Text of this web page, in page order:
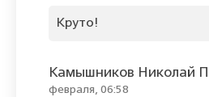
Круто!
Камышников Николай
февраля, 06:58